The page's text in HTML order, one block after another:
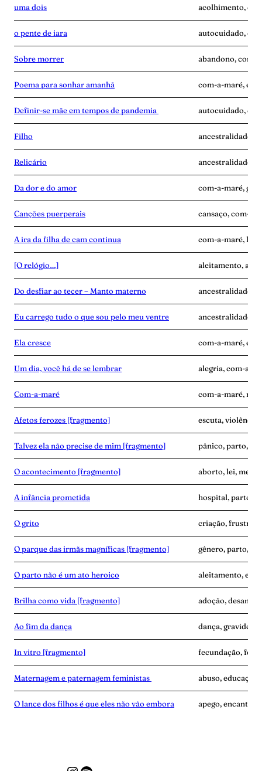
uma dois acolhimento,
o pente de iara autocuidado,
Sobre morrer abandono, com-
Poema para sonhar amanhã com-a-maré,
Definir-se mãe em tempos de pandemia autocuidado,
Filho ancestralidade,
Relicário ancestralidade,
Da dor e do amor com-a-maré,
Canções puerperais cansaço, com-a-
A ira da filha de cam continua com-a-maré,
[O relógio…] aleitamento,
Do desfiar ao tecer – Manto materno ancestralidade,
Eu carrego tudo o que sou pelo meu ventre ancestralidade,
Ela cresce com-a-maré,
Um dia, você há de se lembrar alegria, com-a-
Com-a-maré com-a-maré,
Afetos ferozes [fragmento] escuta, violência
Talvez ela não precise de mim [fragmento] pânico, parto,
O acontecimento [fragmento] aborto, lei,
A infância prometida hospital, parto,
O grito criação,
O parque das irmãs magníficas [fragmento] gênero, parto,
O parto não é um ato heroico aleitamento,
Brilha como vida [fragmento] adoção, desamor
Ao fim da dança dança, gravidez,
In vitro [fragmento] fecundação,
Maternagem e paternagem feministas abuso,
O lance dos filhos é que eles não vão embora apego,